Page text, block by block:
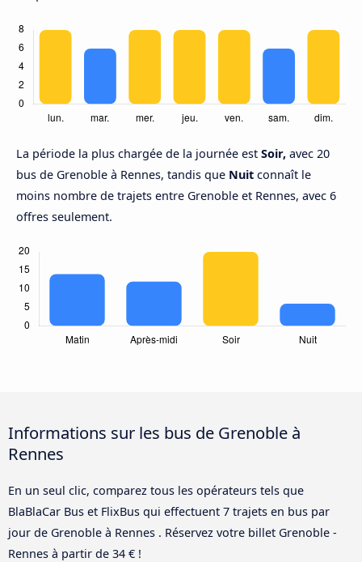
La période la plus chargée de la journée est Soir, avec 20
bus de Grenoble à Rennes, tandis que Nuit connaît le
moins nombre de trajets entre Grenoble et Rennes, avec 6
offres seulement.
Informations sur les bus de Grenoble à
Rennes
En un seul clic, comparez tous les opérateurs tels que
BlaBlaCar Bus et FlixBus qui effectuent 7 trajets en bus par
jour de Grenoble à Rennes . Réservez votre billet Grenoble -
Rennes à partir de 34 € !